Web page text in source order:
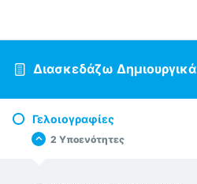
Διασκεδάζω Δημιουργικά
Γελοιογραφίες
2 Υποενότητες